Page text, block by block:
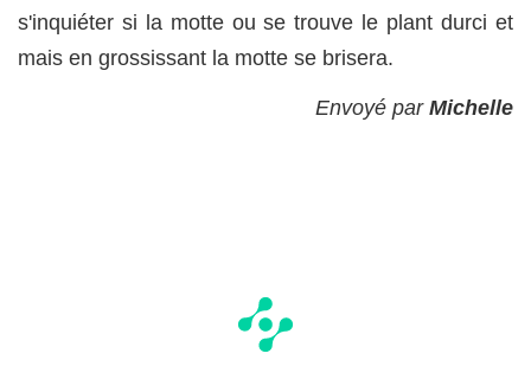
s'inquiéter si la motte ou se trouve le plant durci et
mais en grossissant la motte se brisera.
Envoyé par Michelle